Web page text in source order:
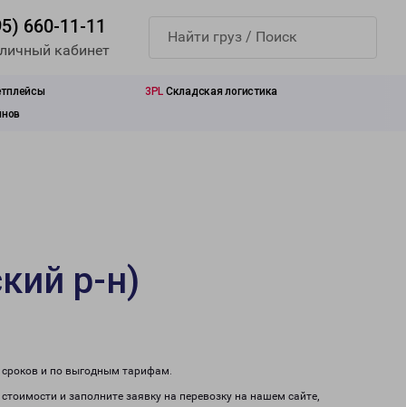
660-11-11
кабинет
3PL Складская логистика
р-н)
сроков и по выгодным тарифам.
и заполните заявку на перевозку на нашем сайте,